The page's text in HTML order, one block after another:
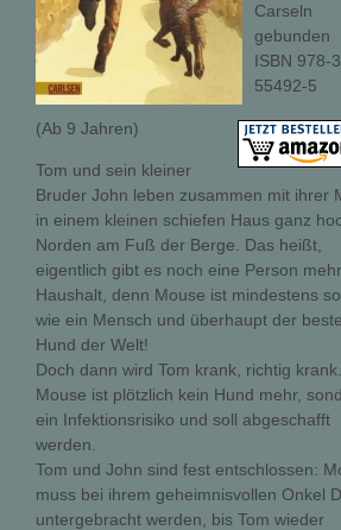
Carseln
gebunden
ISBN 978-
55492-5
(Ab 9 Jahren)
Tom und sein kleiner
Bruder John leben zusammen mit ihrer
in einem kleinen schiefen Haus ganz
Norden am Fuß der Berge. Das heißt,
eigentlich gibt es noch eine Person
Haushalt, denn Mouse ist mindestens
wie ein Mensch und überhaupt der beste
Hund der Welt!
Doch dann wird Tom krank, richtig
Mouse ist plötzlich kein Hund mehr,
ein Infektionsrisiko und soll abgeschafft
werden.
Tom und John sind fest entschlossen:
muss bei ihrem geheimnisvollen Onkel
untergebracht werden, bis Tom wieder